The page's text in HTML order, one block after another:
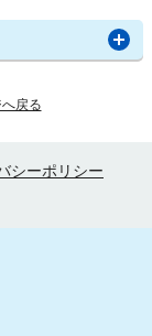
へ戻る
シーポリシー